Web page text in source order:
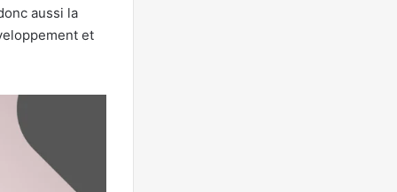
aussi la
et